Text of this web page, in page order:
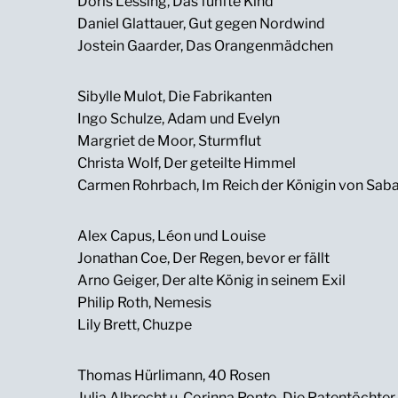
Daniel Glattauer, Gut gegen Nordwind
Jostein Gaarder, Das Orangenmädchen
Sibylle Mulot, Die Fabrikanten
Ingo Schulze, Adam und Evelyn
Margriet de Moor, Sturmflut
Christa Wolf, Der geteilte Himmel
Carmen Rohrbach, Im Reich der Königin von
Alex Capus, Léon und Louise
Jonathan Coe, Der Regen, bevor er fällt
Arno Geiger, Der alte König in seinem Exil
Philip Roth, Nemesis
Lily Brett, Chuzpe
Thomas Hürlimann, 40 Rosen